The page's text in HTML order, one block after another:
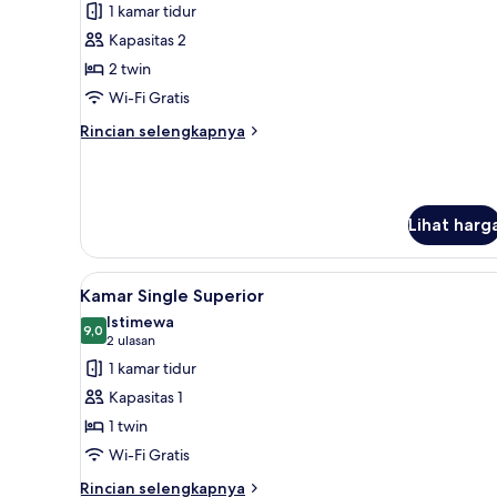
Asap
Rokok,
foto
untuk
Kamar
Twin
Standar,
difabel
1 kamar tidur
Kapasitas 2
2 twin
Wi-Fi Gratis
Rincian selengkapnya
Rincian
Standar,
difabel
mobilitas
Lihat
Lihat
semua
foto
untuk
Kamar
Single
Superior
Kamar Single Superior |
5
Kamar Single Superior
9,09,0 dari 10
Istimewa
2 ulasan
(2
ulasan)
1 kamar tidur
Kapasitas 1
1 twin
Wi-Fi Gratis
Rincian selengkapnya
Rincian